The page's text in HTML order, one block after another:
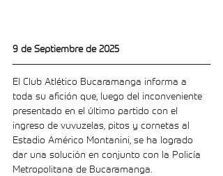
9 de Septiembre de 2025
El Club Atlético Bucaramanga informa a
toda su afición que, luego del inconveniente
presentado en el último partido con el
ingreso de vuvuzelas, pitos y cornetas al
Estadio Américo Montanini, se ha logrado
dar una solución en conjunto con la Policía
Metropolitana de Bucaramanga.